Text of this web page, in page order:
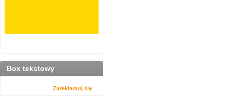
Box tekstowy
Zareklamuj się